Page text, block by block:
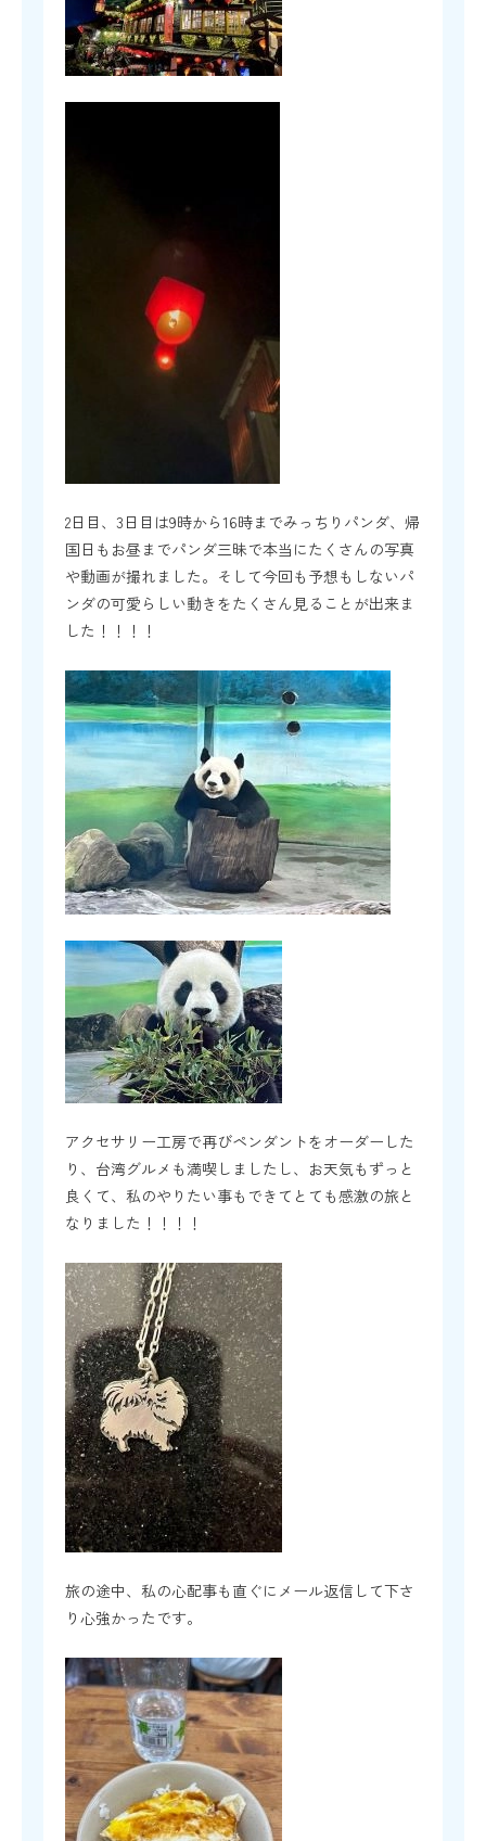
2日目、3日目は9時から16時までみっちりパンダ、帰
国日もお昼までパンダ三昧で本当にたくさんの写真
や動画が撮れました。そして今回も予想もしないパ
ンダの可愛らしい動きをたくさん見ることが出来ま
した！！！！
アクセサリー工房で再びペンダントをオーダーした
り、台湾グルメも満喫しましたし、お天気もずっと
良くて、私のやりたい事もできてとても感激の旅と
なりました！！！！
旅の途中、私の心配事も直ぐにメール返信して下さ
り心強かったです。